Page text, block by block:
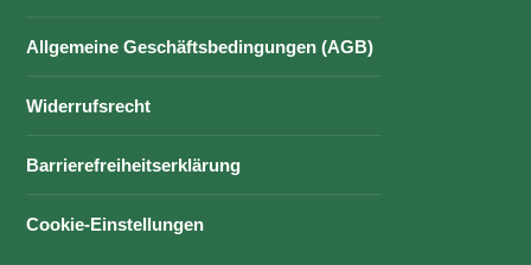
Allgemeine Geschäftsbedingungen (AGB)
Widerrufsrecht
Barrierefreiheitserklärung
Cookie-Einstellungen